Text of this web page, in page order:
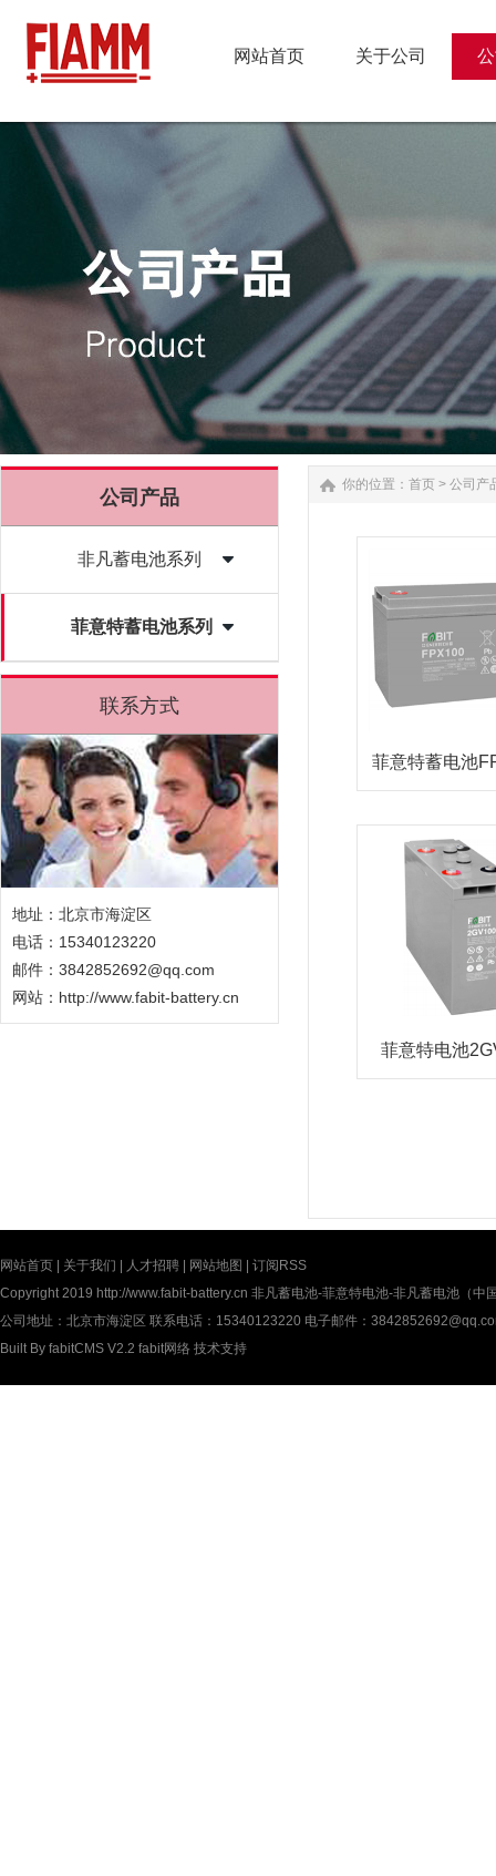
网站首页 关于公司
公司产品
非凡蓄电池系列
菲意特蓄电池系列
联系方式
地址：北京市海淀区
电话：15340123220
邮件：3842852692@qq.com
网站： http://www.fabit-battery.cn
你的位置： 首页 > 公司产
菲意特蓄电池
菲意特电池
网站首页 关于我们 人才招聘 网站地图
订阅RSS
Copyright 2019 http://www.fabit-battery.cn 非凡蓄电池-菲意特电池-非凡蓄电池（中
公司地址：北京市海淀区 联系电话：15340123220 电子邮件：
Built By fabitCMS V2.2 fabit网络 技术支持